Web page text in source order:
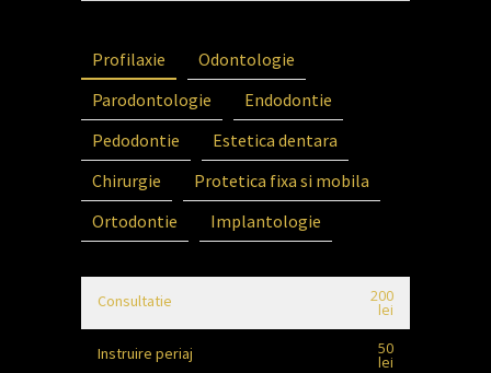
Profilaxie
Odontologie
Parodontologie
Endodontie
Pedodontie
Estetica dentara
Chirurgie
Protetica fixa si mobila
Ortodontie
Implantologie
Consultatie 200
lei
Instruire periaj 50
lei